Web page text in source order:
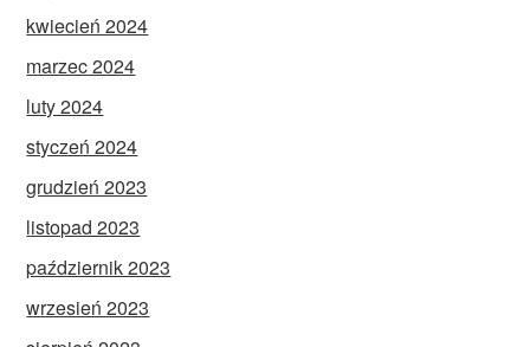
kwiecień 2024
marzec 2024
luty 2024
styczeń 2024
grudzień 2023
listopad 2023
październik 2023
wrzesień 2023